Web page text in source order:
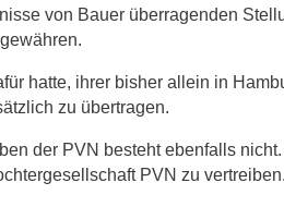
von Bauer überragenden
hatte, ihrer bisher allein in
zu übertragen.
der PVN besteht ebenfalls
PVN zu vertreiben.